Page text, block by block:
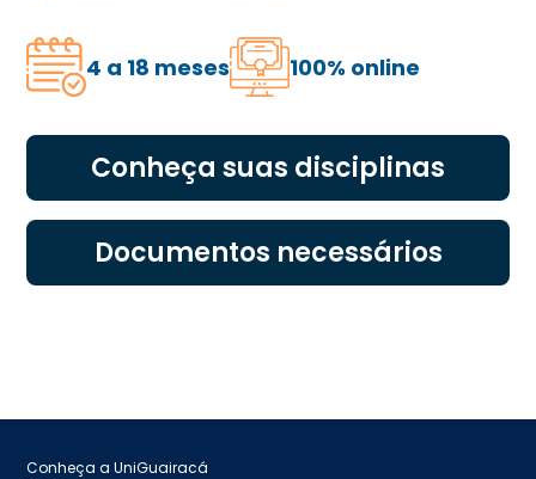
4 a 18 meses 100% online
Conheça suas disciplinas
Documentos necessários
Conheça a UniGuairacá